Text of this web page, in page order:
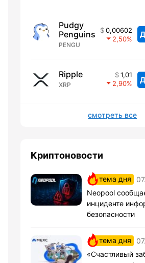
Pudgy
Penguins
PENGU
0,00602
2,50
Ripple
XRP
1,01
2,90
смотреть все
Криптоновости
тема дня
Neopool
инциденте
безопасности
тема дня
«Счастливый